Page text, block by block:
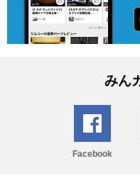
みん
Facebook